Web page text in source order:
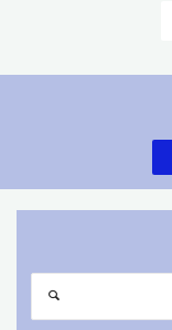
חיפוש